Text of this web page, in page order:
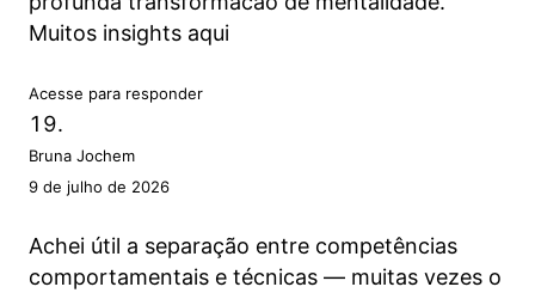
Muitos insights aqui
Acesse para responder
Bruna Jochem
9 de julho de 2026
Achei útil a separação entre competências
comportamentais e técnicas — muitas vezes o